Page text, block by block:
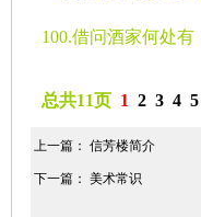
100.借问酒家何处有
总共11页 1 2 3 4 5
上一篇： 信芳楼简介
下一篇： 美术常识